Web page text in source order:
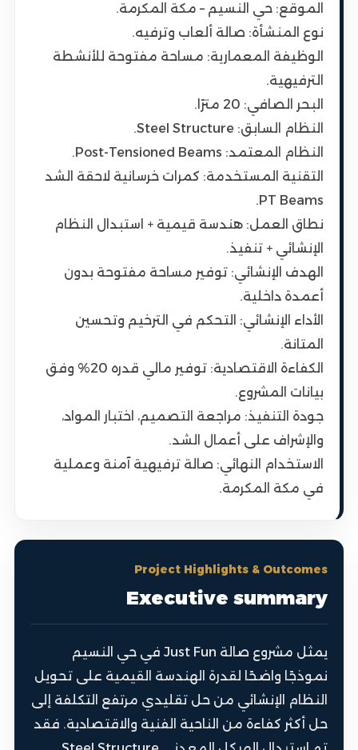
الموقع: حي النسيم – مكة المكرمة.
نوع المنشأة: صالة ألعاب وترفيه.
الوظيفة المعمارية: مساحة مفتوحة للأنشطة
الترفيهية.
البحر الصافي: 20 مترًا.
النظام السابق: Steel Structure.
النظام المعتمد: Post-Tensioned Beams.
التقنية المستخدمة: كمرات خرسانية لاحقة الشد
PT Beams.
نطاق العمل: هندسة قيمية + استبدال النظام
الإنشائي + تنفيذ.
الهدف الإنشائي: توفير مساحة مفتوحة بدون
أعمدة داخلية.
الأداء الإنشائي: التحكم في الترخيم وتحسين
المتانة.
الكفاءة الاقتصادية: توفير مالي قدره 20% وفق
بيانات المشروع.
جودة التنفيذ: مراجعة التصميم، اختبار المواد،
والإشراف على أعمال الشد.
الاستخدام النهائي: صالة ترفيهية آمنة وعملية
في مكة المكرمة.
Project Highlights & Outcomes
Executive summary
يمثل مشروع صالة Just Fun في حي النسيم
نموذجًا واضحًا لقدرة الهندسة القيمية على تحويل
النظام الإنشائي من حل تقليدي مرتفع التكلفة إلى
حل أكثر كفاءة من الناحية الفنية والاقتصادية. فقد